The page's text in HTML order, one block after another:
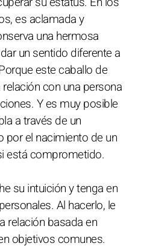
es aclamada y
una hermosa
un sentido diferente a
este caballo de
con una persona
Y es muy posible
a través de un
por el nacimiento de un
está comprometido.
su intuición y tenga en
Al hacerlo, le
relación basada en
objetivos comunes.